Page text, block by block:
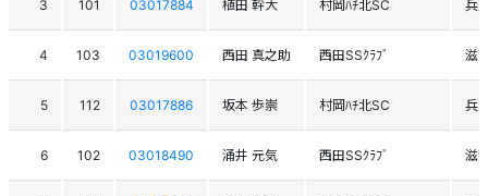
3 101 03017884 植田 幹大 村岡ﾊﾁ北SC 兵
4 103 03019600 西田 真之助 西田SSｸﾗﾌﾞ 滋
5 112 03017886 坂本 歩崇 村岡ﾊﾁ北SC 兵
6 102 03018490 涌井 元気 西田SSｸﾗﾌﾞ 滋